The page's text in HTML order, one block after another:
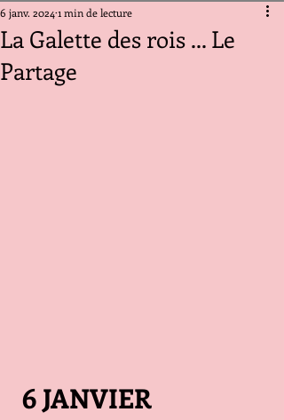
La Galette des rois ... Le
Partage
6 janv. 2024 1 min de lecture
6 JANVIER